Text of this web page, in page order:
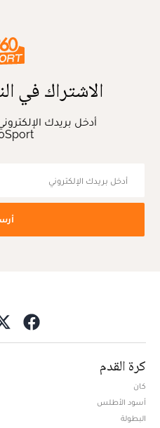
الاشتراك في
أدخل بريدك
كرة القدم
كان
أسود الأطلس
البطولة